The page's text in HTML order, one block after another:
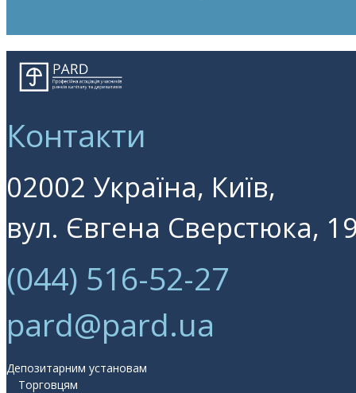
Контакти
02002 Україна, Київ,
вул. Євгена Сверстюка,
(044) 516-52-27
pard@pard.ua
Депозитарним установам
Торговцям